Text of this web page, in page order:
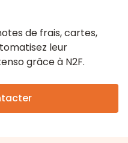
de frais, cartes,
leur
grâce à N2F.